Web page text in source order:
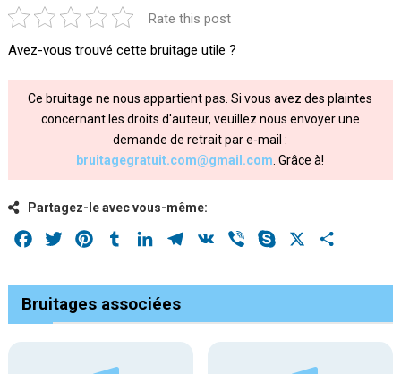
Rate this post
Avez-vous trouvé cette bruitage utile ?
Ce bruitage ne nous appartient pas. Si vous avez des plaintes
concernant les droits d'auteur, veuillez nous envoyer une
demande de retrait par e-mail :
bruitagegratuit.com@gmail.com . Grâce à!
Partagez-le avec vous-même:
Facebook
Twitter PinterestTumblrLinkedInTelegram
VK Viber Skype
Bruitages associées